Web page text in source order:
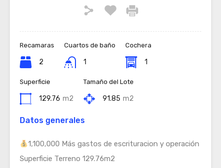
Recamaras
2
Cuartos de baño
1
Cochera
1
Superficie
129.76 m2
Tamaño del Lote
91.85 m2
Datos generales
1,100,000 Más gastos de escrituracion y operación
Superficie Terreno 129.76m2